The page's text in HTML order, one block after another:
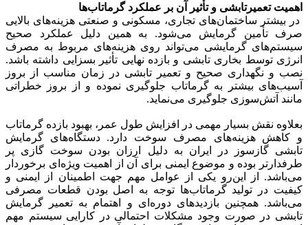
اهمیت تعمیرتابشی و تأثیر آن بر عملکرد گرماتاب‌ها
در بیشتر ساختمان‌های تجاری، مسکونی و صنعتی هزینه‌های بالایی
صرف تأمین گرمایش می‌شود. به همین دلیل عملکرد صحیح
سیستم‌های گرمایشی می‌تواند روی هزینه‌های مربوط به مصرف
انرژی توسط بخاری تابشی و بازده نهایی تأثیر بسزایی داشته باشد.
نصب و نگهداری صحیح و تعمیر تابشی در زمان مناسب از بروز
آسیب‌های بیشتر به گرماتاب جلوگیری نموده و از بروز خطراتی
مانند آتش‌سوزی جلوگیری می‌نماید.
بعلاوه نقش بسیار مهمی در افزایش طول عمر، بهبود بازده گرماتاب
و کاهش هزینه‌های مصرف سوخت دارد. دستگاه‌های گرمایش
تابشی گاز‌سوز در ایران به دلیل ارزان بودن سوخت گازی پر
طرفدارتر بوده و موضوع ایمنی برای آن از اهمیت ویژه‌ای برخوردار
می‌باشد. از این‌رو یکی از عوامل مهم جهت اطمینان از ایمنی و
کیفیت در تولید گرماتاب‌ها توجه به اصل بودن قطعات مصرفی
می‌باشد. همچنین بازدید‌های دوره‌ای و اهتمام به تعمیر گرمایش
تابشی در صورت وجود مشکلات احتمالی در کارایی سیستم مهم